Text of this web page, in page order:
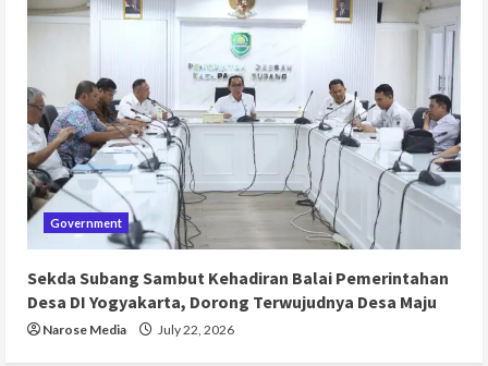
Government
Sekda Subang Sambut Kehadiran Balai Pemerintahan
Desa DI Yogyakarta, Dorong Terwujudnya Desa Maju
Narose Media July 22, 2026